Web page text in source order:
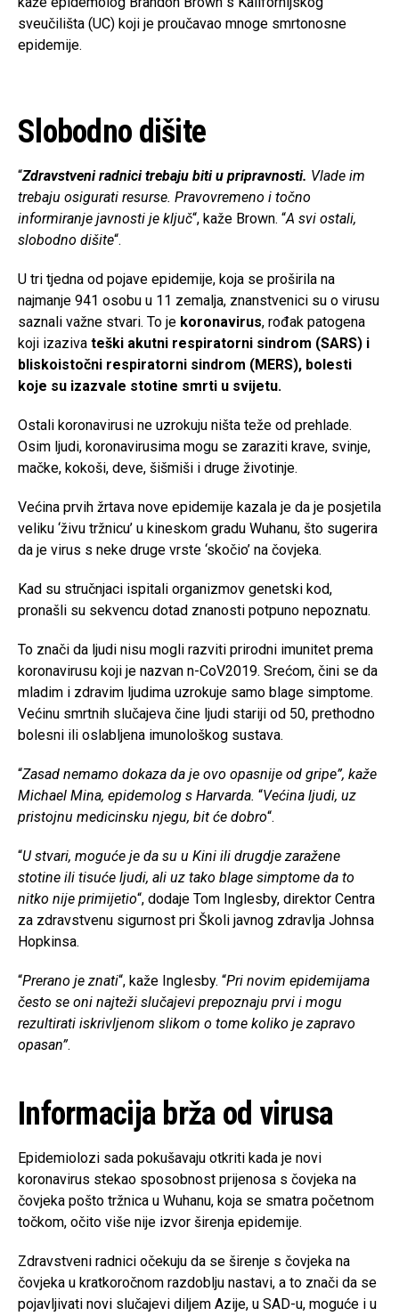
sveučilišta (UC) koji je proučavao mnoge smrtonosne
epidemije.
Slobodno dišite
“Zdravstveni radnici trebaju biti u pripravnosti. Vlade im
trebaju osigurati resurse. Pravovremeno i točno
informiranje javnosti je ključ“, kaže Brown. “A svi ostali,
slobodno dišite“.
U tri tjedna od pojave epidemije, koja se proširila na
najmanje 941 osobu u 11 zemalja, znanstvenici su o virusu
saznali važne stvari. To je koronavirus, rođak patogena
koji izaziva teški akutni respiratorni sindrom (SARS) i
bliskoistočni respiratorni sindrom (MERS), bolesti
koje su izazvale stotine smrti u svijetu.
Ostali koronavirusi ne uzrokuju ništa teže od prehlade.
Osim ljudi, koronavirusima mogu se zaraziti krave, svinje,
mačke, kokoši, deve, šišmiši i druge životinje.
Većina prvih žrtava nove epidemije kazala je da je posjetila
veliku ‘živu tržnicu’ u kineskom gradu Wuhanu, što sugerira
da je virus s neke druge vrste ‘skočio’ na čovjeka.
Kad su stručnjaci ispitali organizmov genetski kod,
pronašli su sekvencu dotad znanosti potpuno nepoznatu.
To znači da ljudi nisu mogli razviti prirodni imunitet prema
koronavirusu koji je nazvan n-CoV2019. Srećom, čini se da
mladim i zdravim ljudima uzrokuje samo blage simptome.
Većinu smrtnih slučajeva čine ljudi stariji od 50, prethodno
bolesni ili oslabljena imunološkog sustava.
“Zasad nemamo dokaza da je ovo opasnije od gripe”, kaže
Michael Mina, epidemolog s Harvarda. “Većina ljudi, uz
pristojnu medicinsku njegu, bit će dobro“.
“U stvari, moguće je da su u Kini ili drugdje zaražene
stotine ili tisuće ljudi, ali uz tako blage simptome da to
nitko nije primijetio“, dodaje Tom Inglesby, direktor Centra
za zdravstvenu sigurnost pri Školi javnog zdravlja Johnsa
Hopkinsa.
“Prerano je znati“, kaže Inglesby. “Pri novim epidemijama
često se oni najteži slučajevi prepoznaju prvi i mogu
rezultirati iskrivljenom slikom o tome koliko je zapravo
opasan”.
Informacija brža od virusa
Epidemiolozi sada pokušavaju otkriti kada je novi
koronavirus stekao sposobnost prijenosa s čovjeka na
čovjeka pošto tržnica u Wuhanu, koja se smatra početnom
točkom, očito više nije izvor širenja epidemije.
Zdravstveni radnici očekuju da se širenje s čovjeka na
čovjeka u kratkoročnom razdoblju nastavi, a to znači da se
pojavljivati novi slučajevi diljem Azije, u SAD-u, moguće i u